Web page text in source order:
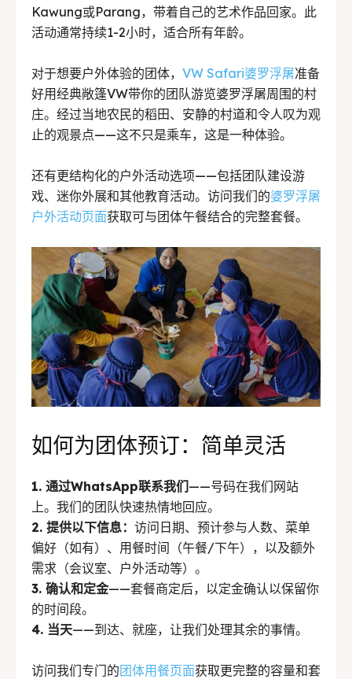
Kawung或Parang，带着自己的艺术作品回家。此
活动通常持续1-2小时，适合所有年龄。
对于想要户外体验的团体， VW Safari婆罗浮屠准备
好用经典敞篷VW带你的团队游览婆罗浮屠周围的村
庄。经过当地农民的稻田、安静的村道和令人叹为观
止的观景点——这不只是乘车，这是一种体验。
还有更结构化的户外活动选项——包括团队建设游
戏、迷你外展和其他教育活动。访问我们的婆罗浮屠
户外活动页面获取可与团体午餐结合的完整套餐。
如何为团体预订：简单灵活
1. 通过WhatsApp联系我们——号码在我们网站
上。我们的团队快速热情地回应。
2. 提供以下信息： 访问日期、预计参与人数、菜单
偏好（如有）、用餐时间（午餐/下午），以及额外
需求（会议室、户外活动等）。
3. 确认和定金——套餐商定后，以定金确认以保留你
的时间段。
4. 当天——到达、就座，让我们处理其余的事情。
访问我们专门的团体用餐页面获取更完整的容量和套